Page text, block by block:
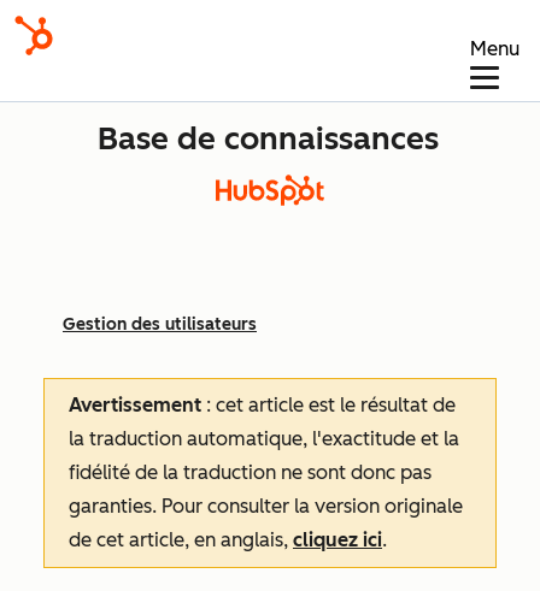
Menu
Base de connaissances
Gestion des utilisateurs
Avertissement : cet article est le résultat de
la traduction automatique, l'exactitude et la
fidélité de la traduction ne sont donc pas
garanties. Pour consulter la version originale
de cet article, en anglais, cliquez ici.